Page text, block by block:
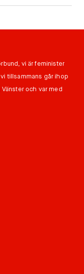
vi är feminister
tillsammans går ihop
och var med